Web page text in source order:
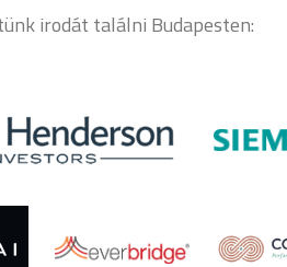
irodát találni Budapesten: